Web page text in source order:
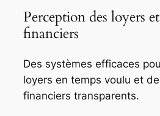
Perception des loyers
financiers
Des systèmes efficaces
loyers en temps voulu et
financiers transparents.